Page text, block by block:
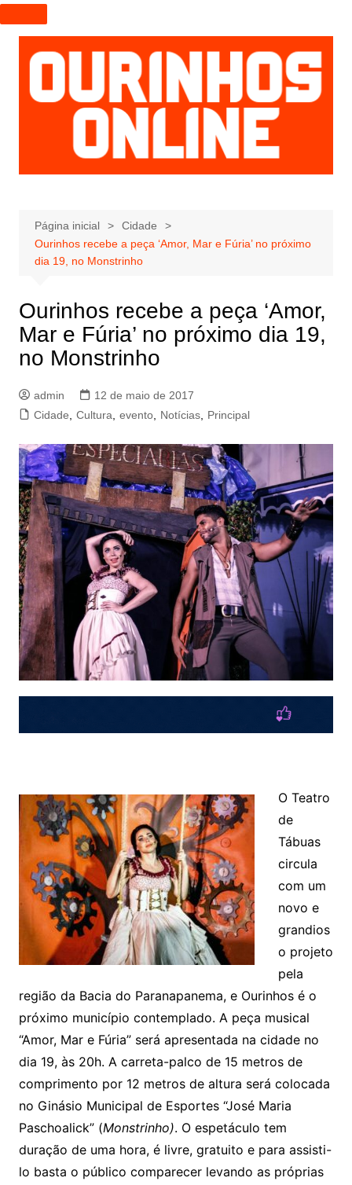
I
r
p
a
r
a
e
ú
d
Página inicial
Cidade
Ourinhos recebe a peça ‘Amor, Mar e Fúria’ no próximo
dia 19, no Monstrinho
Ourinhos recebe a peça ‘Amor,
Mar e Fúria’ no próximo dia 19,
no Monstrinho
admin
12 de maio de 2017
Cidade
Cultura evento, Notícias, Principal
O Teatro
de
Tábuas
circula
com um
novo e
grandios
o projeto
pela
região da Bacia do Paranapanema, e Ourinhos é o
próximo município contemplado. A peça musical
“Amor, Mar e Fúria” será apresentada na cidade no
dia 19, às 20h. A carreta-palco de 15 metros de
comprimento por 12 metros de altura será colocada
no Ginásio Municipal de Esportes “José Maria
Paschoalick” (Monstrinho). O espetáculo tem
duração de uma hora, é livre, gratuito e para assisti-
lo basta o público comparecer levando as próprias